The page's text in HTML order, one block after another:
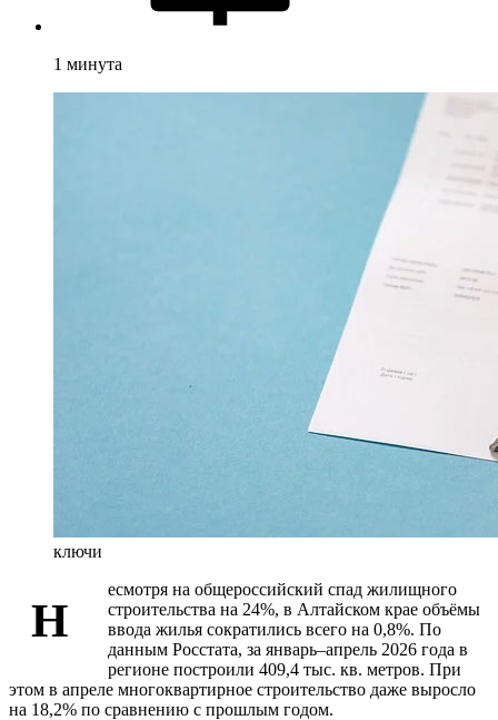
1 минута
ключи
Н
есмотря на общероссийский спад жилищного
строительства на 24%, в Алтайском крае объёмы
ввода жилья сократились всего на 0,8%. По
данным Росстата, за январь–апрель 2026 года в
регионе построили 409,4 тыс. кв. метров. При
этом в апреле многоквартирное строительство даже выросло
на 18,2% по сравнению с прошлым годом.